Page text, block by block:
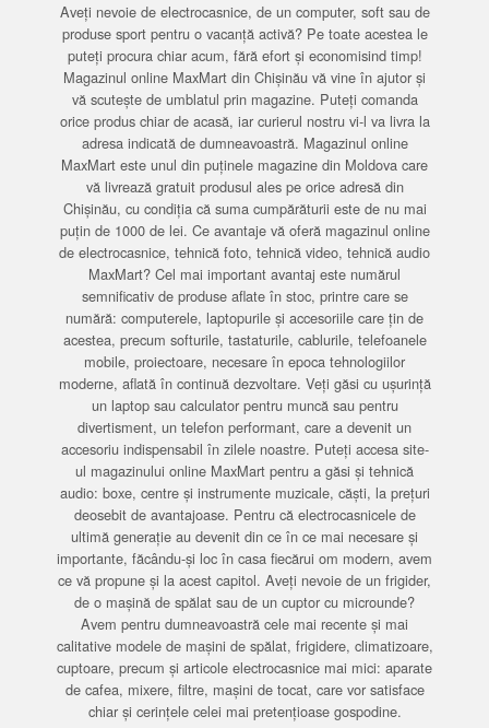
Aveți nevoie de electrocasnice, de un computer, soft sau de
produse sport pentru o vacanță activă? Pe toate acestea le
puteți procura chiar acum, fără efort și economisind timp!
Magazinul online MaxMart din Chișinău vă vine în ajutor și
vă scutește de umblatul prin magazine. Puteți comanda
orice produs chiar de acasă, iar curierul nostru vi-l va livra la
adresa indicată de dumneavoastră. Magazinul online
MaxMart este unul din puținele magazine din Moldova care
vă livrează gratuit produsul ales pe orice adresă din
Chișinău, cu condiția că suma cumpărăturii este de nu mai
puțin de 1000 de lei. Ce avantaje vă oferă magazinul online
de electrocasnice, tehnică foto, tehnică video, tehnică audio
MaxMart? Cel mai important avantaj este numărul
semnificativ de produse aflate în stoc, printre care se
numără: computerele, laptopurile și accesoriile care țin de
acestea, precum softurile, tastaturile, cablurile, telefoanele
mobile, proiectoare, necesare în epoca tehnologiilor
moderne, aflată în continuă dezvoltare. Veți găsi cu ușurință
un laptop sau calculator pentru muncă sau pentru
divertisment, un telefon performant, care a devenit un
accesoriu indispensabil în zilele noastre. Puteți accesa site-
ul magazinului online MaxMart pentru a găsi și tehnică
audio: boxe, centre și instrumente muzicale, căști, la prețuri
deosebit de avantajoase. Pentru că electrocasnicele de
ultimă generație au devenit din ce în ce mai necesare și
importante, făcându-și loc în casa fiecărui om modern, avem
ce vă propune și la acest capitol. Aveți nevoie de un frigider,
de o mașină de spălat sau de un cuptor cu microunde?
Avem pentru dumneavoastră cele mai recente și mai
calitative modele de mașini de spălat, frigidere, climatizoare,
cuptoare, precum și articole electrocasnice mai mici: aparate
de cafea, mixere, filtre, mașini de tocat, care vor satisface
chiar și cerințele celei mai pretențioase gospodine.